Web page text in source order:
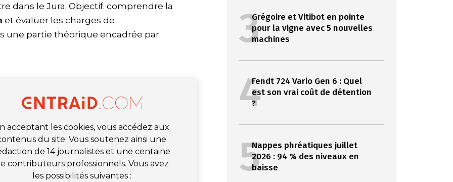
dans le Jura. Objectif: comprendre la
et évaluer les charges de
une partie théorique encadrée par
acceptant les cookies, vous accédez aux
du site. Vous soutenez ainsi une
de 14 journalistes et une centaine
contributeurs professionnels. Vous avez
les possibilités suivantes :
3Grégoire et Vitibot en pointe
pour la vigne avec 5 nouvelles
machines
4Fendt 724 Vario Gen 6 : Quel
est son vrai coût de détention
?
5Nappes phréatiques juillet
2026 : 94 % des niveaux en
baisse